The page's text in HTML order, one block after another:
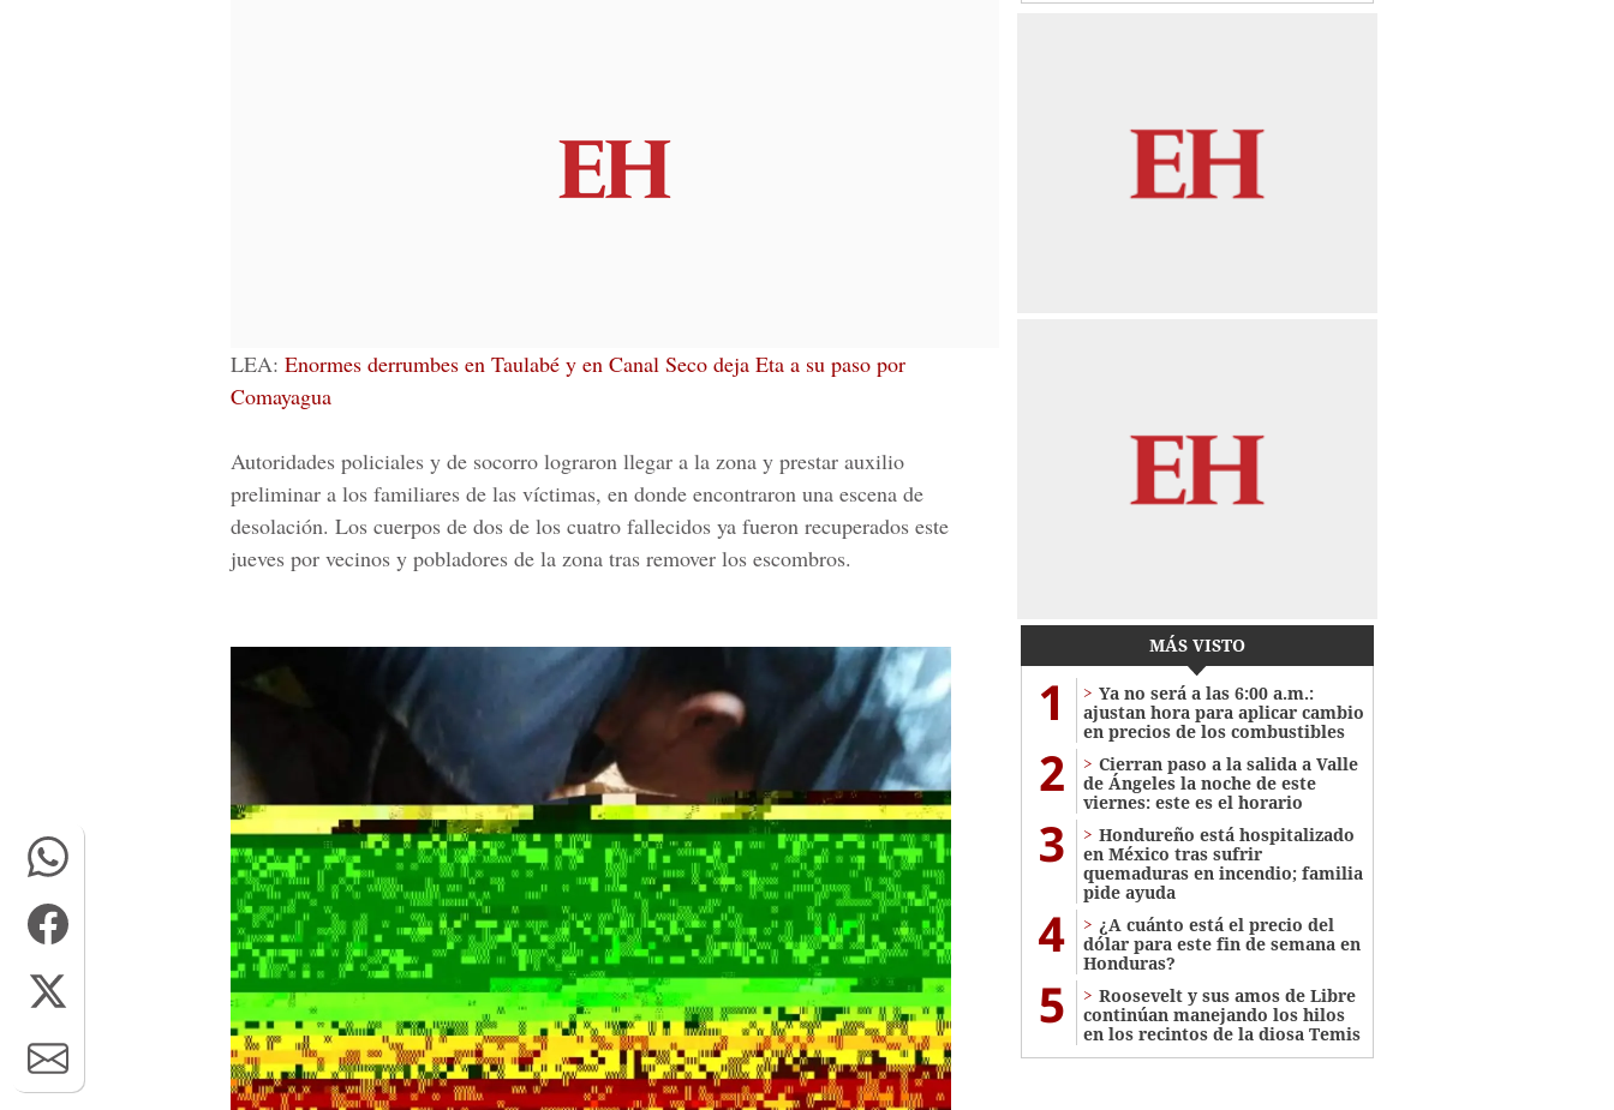
LEA: Enormes derrumbes en Taulabé y en Canal Seco deja Eta a su paso por
Comayagua
Autoridades policiales y de socorro lograron llegar a la zona y prestar auxilio
preliminar a los familiares de las víctimas, en donde encontraron una escena de
desolación. Los cuerpos de dos de los cuatro fallecidos ya fueron recuperados este
jueves por vecinos y pobladores de la zona tras remover los escombros.
MÁS VISTO
1
Ya no será a las 6:00 a.m.:
ajustan hora para aplicar cambio
en precios de los combustibles
2
Cierran paso a la salida a Valle
de Ángeles la noche de este
viernes: este es el horario
3
Hondureño está hospitalizado
en México tras sufrir
quemaduras en incendio; familia
pide ayuda
4
¿A cuánto está el precio del
dólar para este fin de semana en
Honduras?
5
Roosevelt y sus amos de Libre
continúan manejando los hilos
en los recintos de la diosa Temis